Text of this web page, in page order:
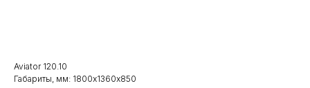
Aviator 120.10
Габариты, мм: 1800х1360х850